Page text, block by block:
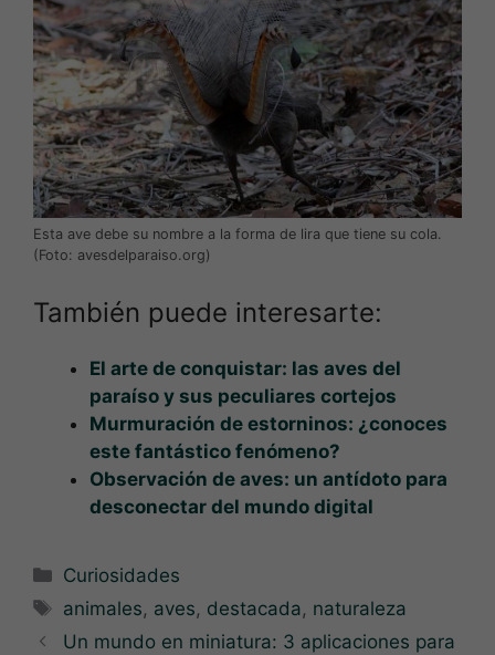
Esta ave debe su nombre a la forma de lira que tiene su cola.
(Foto: avesdelparaiso.org)
También puede interesarte:
El arte de conquistar: las aves del
paraíso y sus peculiares cortejos
Murmuración de estorninos: ¿conoces
este fantástico fenómeno?
Observación de aves: un antídoto para
desconectar del mundo digital
Categorías
Curiosidades
Etiquetas
animales, aves, destacada, naturaleza
Un mundo en miniatura: 3 aplicaciones para